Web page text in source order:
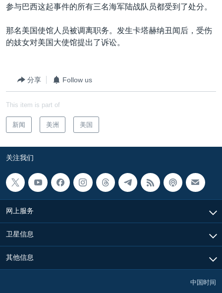
关注西藏
关注新疆
GEN Z 看美国
参与巴西这起事件的所有三名海军陆战队员都受到了处分。
那名美国使馆人员被调离职务。发生卡塔赫纳丑闻后，受伤
的妓女对美国大使馆提出了诉讼。
分享 Follow us
This item is part of
新闻 美洲 美国
关注我们
网上服务
卫星信息
其他信息
中国时间